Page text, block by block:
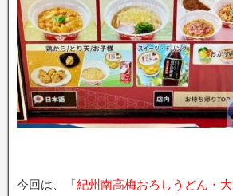
今回は、「紀州南高梅おろしうどん・大